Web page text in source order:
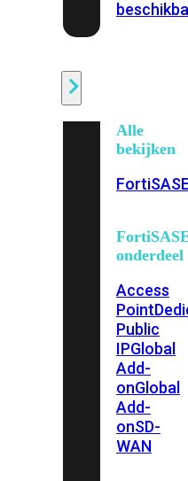
Alle
bekijken
onderdeel
Access
Point
Public
IPGlobal
Add-
onGlobal
Add-
onSD-
WAN